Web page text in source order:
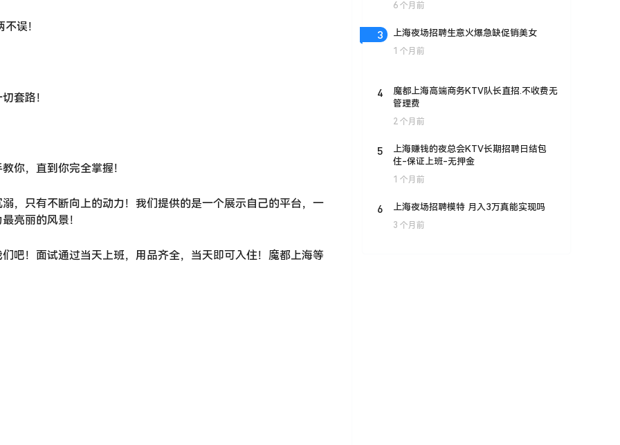
误！
套路！
你，直到你完全掌握！
，只有不断向上的动力！我们提供的是一个展示自己的平台，一
亮丽的风景！
吧！面试通过当天上班，用品齐全，当天即可入住！魔都上海等
6 个月前
3 上海夜场招聘生意火爆急缺促销美女
1 个月前
4
魔都上海高端商务KTV队长直招.不收费无
管理费
2 个月前
5
上海赚钱的夜总会KTV长期招聘日结包
住-保证上班-无押金
1 个月前
6 上海夜场招聘模特 月入3万真能实现吗
3 个月前